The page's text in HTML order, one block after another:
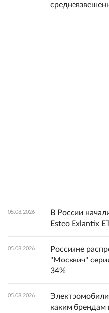
05.08.2026
В России
Esteo Exlantix
05.08.2026
Россияне
"Москвич"
34%
05.08.2026
каким брендам